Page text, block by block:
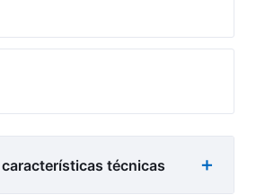
técnicas